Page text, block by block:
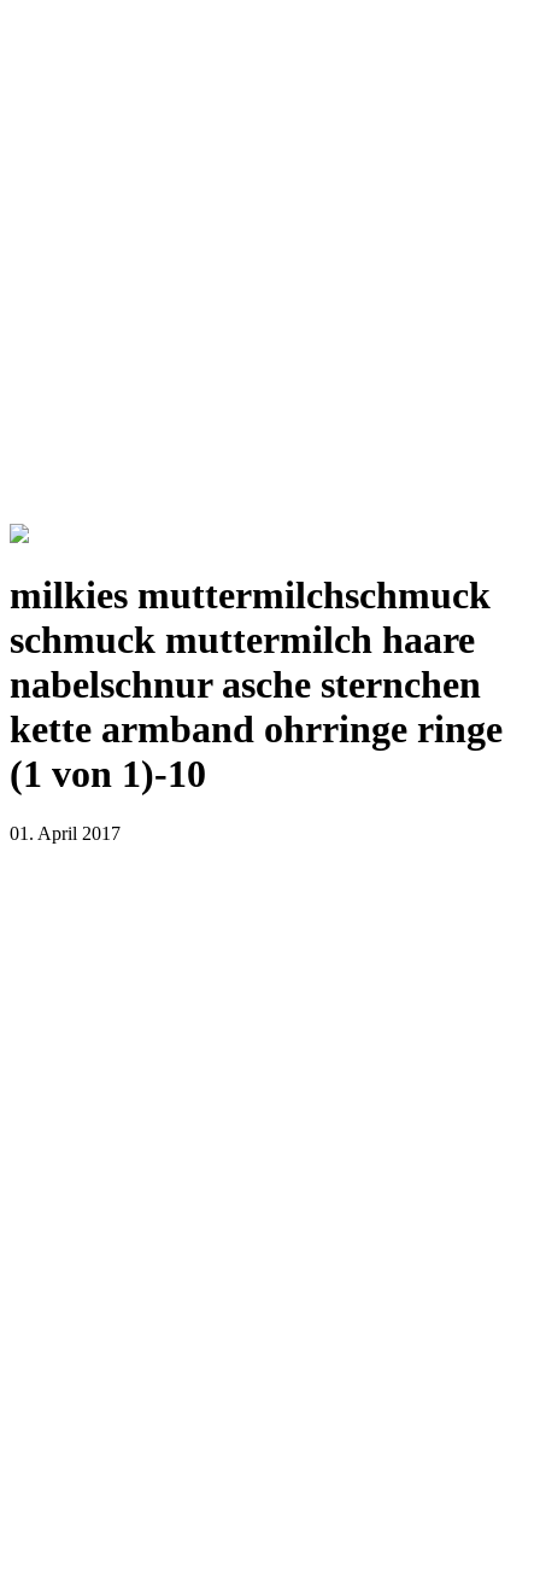
milkies muttermilchschmuck
schmuck muttermilch haare
nabelschnur asche sternchen
kette armband ohrringe ringe
(1 von 1)-10
01. April 2017